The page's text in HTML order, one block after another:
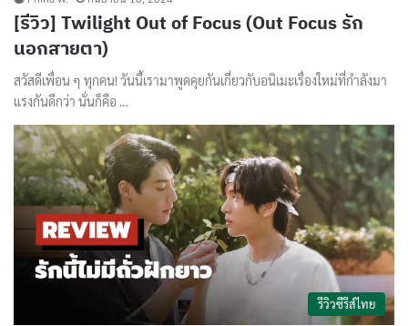
[รีวิว] Twilight Out of Focus (Out Focus รัก
นอกสายตา)
สวัสดีเพื่อน ๆ ทุกคน! วันนี้เรามาพูดคุยกันเกี่ยวกับอนิเมะเรื่องใหม่ที่กำลังมา
แรงกันดีกว่า นั่นก็คือ …
รีวิวซีรีส์ไทย